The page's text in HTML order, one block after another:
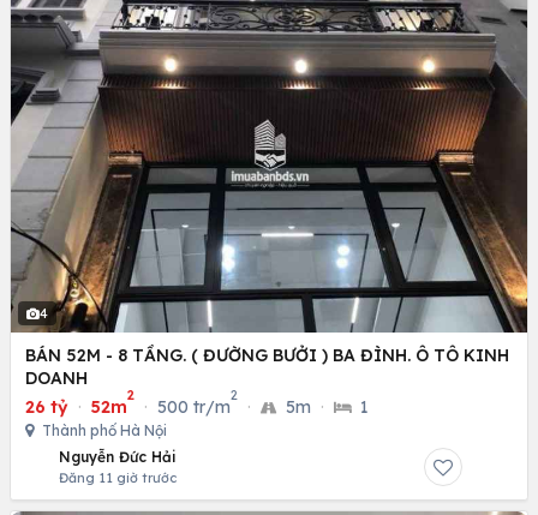
4
BÁN 52M - 8 TẦNG. ( ĐƯỜNG BƯỞI ) BA ĐÌNH. Ô TÔ KINH
DOANH
26 tỷ · 52m
2
· 500 tr/m
2
· 5m · 1
Thành phố Hà Nội
Nguyễn Đức Hải
Đăng 11 giờ trước